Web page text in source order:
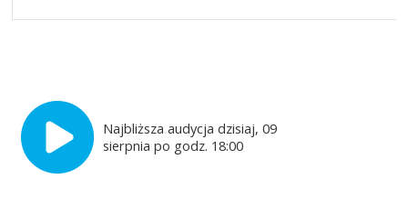
Najbliższa audycja dzisiaj, 09
sierpnia po godz. 18:00